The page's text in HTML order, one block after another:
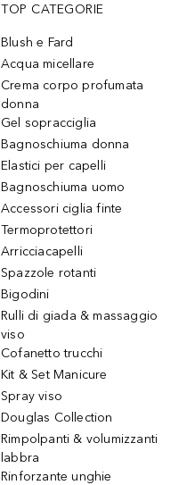
TOP CATEGORIE
Blush e Fard
Acqua micellare
Crema corpo profumata
donna
Gel sopracciglia
Bagnoschiuma donna
Elastici per capelli
Bagnoschiuma uomo
Accessori ciglia finte
Termoprotettori
Arricciacapelli
Spazzole rotanti
Bigodini
Rulli di giada & massaggio
viso
Cofanetto trucchi
Kit & Set Manicure
Spray viso
Douglas Collection
Rimpolpanti & volumizzanti
labbra
Rinforzante unghie